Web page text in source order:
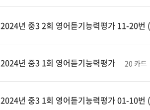
2024년 중3 2회 영어듣기능력평가 11-20번
2024년 중3 1회 영어듣기능력평가 20 카드
2024년 중3 1회 영어듣기능력평가 01-10번